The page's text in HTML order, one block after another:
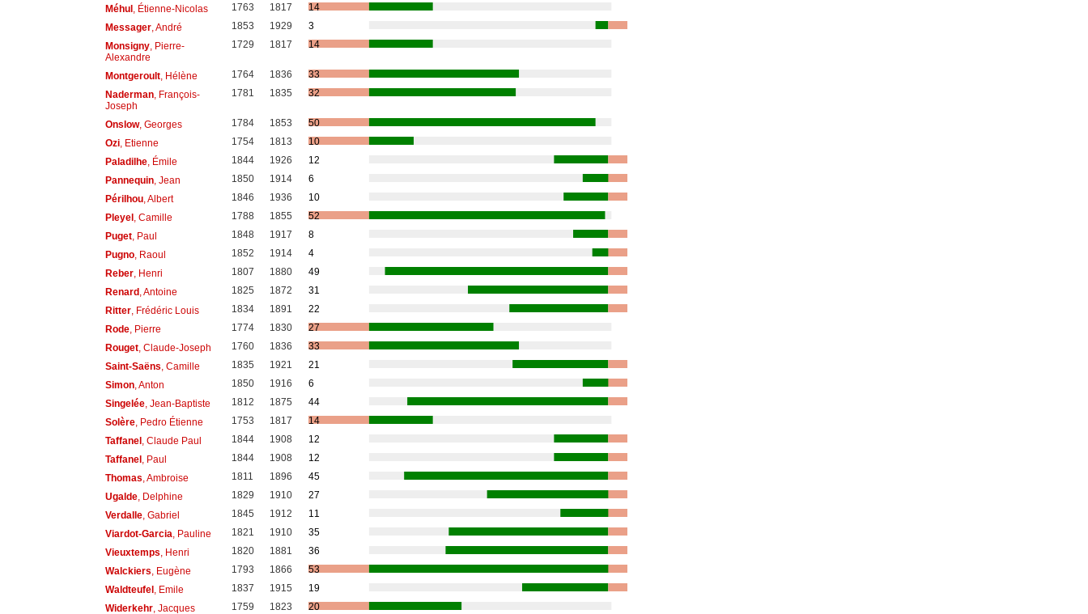
Méhul , Étienne-Nicolas 1763 1817
14
Messager, André 1853 1929
3
Monsigny, Pierre-
Alexandre
1729 1817 14
Montgeroult, Hélène 1764 1836
33
Naderman, François-
Joseph
1781 1835 32
Onslow, Georges 1784 1853
50
Ozi, Etienne 1754 1813
10
Paladilhe, Émile 1844 1926
12
Pannequin, Jean 1850 1914
6
Périlhou, Albert 1846 1936
10
Pleyel , Camille 1788 1855
52
Puget, Paul 1848 1917
8
Pugno, Raoul 1852 1914
4
Reber, Henri 1807 1880
49
Renard , Antoine 1825 1872
31
Ritter, Frédéric Louis 1834 1891
22
Rode, Pierre 1774 1830
27
Rouget, Claude-Joseph 1760 1836
33
Saint-Saëns, Camille 1835 1921
21
Simon, Anton 1850 1916
6
Singelée, Jean-Baptiste 1812 1875
44
Solère, Pedro Étienne 1753 1817
14
Taffanel , Claude Paul 1844 1908
12
Taffanel , Paul 1844 1908
12
Thomas, Ambroise 1811 1896
45
Ugalde, Delphine 1829 1910
27
Verdalle, Gabriel 1845 1912
11
Viardot-Garcia, Pauline 1821 1910
35
Vieuxtemps, Henri 1820 1881
36
Walckiers, Eugène 1793 1866
53
Waldteufel , Emile 1837 1915
19
Widerkehr, Jacques 1759 1823 20